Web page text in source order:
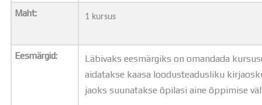
Uudised
Vilistlastele
Toitlustamine
Virtuaaltuur
Õpilasesindus
Maht: 1 kursus
Eesmärgid:
Läbivaks eesmärgiks on omandada
aidatakse kaasa loodusteadusliku
jaoks suunatakse õpilasi aine õppimise